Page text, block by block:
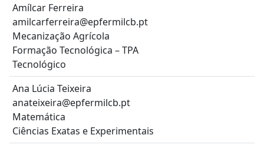
Amílcar Ferreira
amilcarferreira@epfermilcb.pt
Mecanização Agrícola
Formação Tecnológica – TPA
Tecnológico
Ana Lúcia Teixeira
anateixeira@epfermilcb.pt
Matemática
Ciências Exatas e Experimentais